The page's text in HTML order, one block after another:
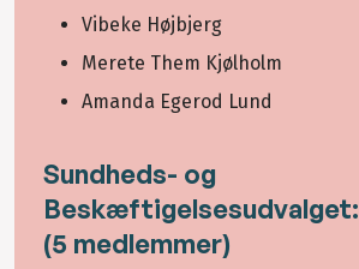
Vibeke Højbjerg
Merete Them Kjølholm
Amanda Egerod Lund
Sundheds- og
Beskæftigelsesudvalget:
(5 medlemmer)